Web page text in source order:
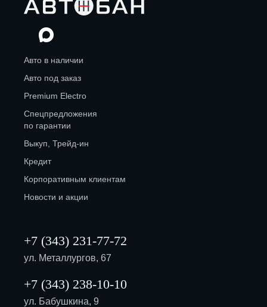
Авто в наличии
Авто под заказ
Premium Electro
Спецпредложения
по гарантии
Выкуп, Трейд-ин
Кредит
Корпоративным клиентам
Новости и акции
+7 (343) 231-77-72
ул. Металлургов, 67
+7 (343) 238-10-10
ул. Бабушкина, 9